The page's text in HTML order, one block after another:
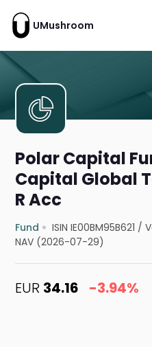
UMushroom
Polar Capital
Capital Global
R Acc
Fund ISIN IE00BM95B621 /
NAV (2026-07-29)
EUR 34.16 -3.94%